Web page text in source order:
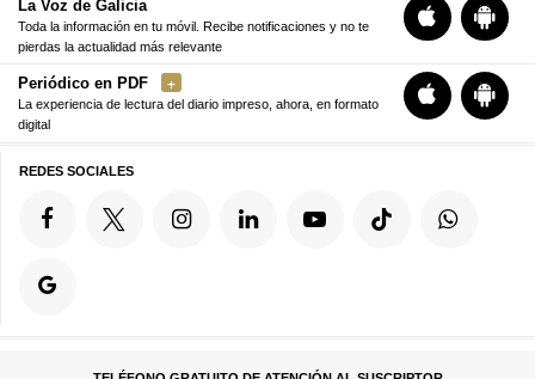
La Voz de Galicia
Toda la información en tu móvil. Recibe notificaciones y no te
pierdas la actualidad más relevante
Periódico en PDF
La experiencia de lectura del diario impreso, ahora, en formato
digital
REDES SOCIALES